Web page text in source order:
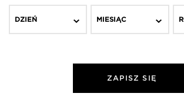
DZIEŃ MIESIĄC
ZAPISZ SIĘ